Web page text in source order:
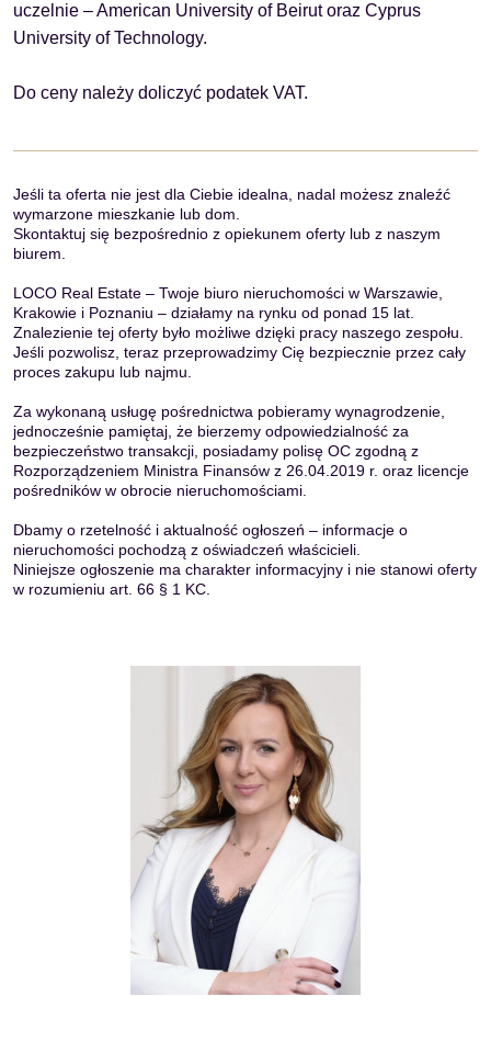
uczelnie – American University of Beirut oraz Cyprus
University of Technology.
Do ceny należy doliczyć podatek VAT.
Jeśli ta oferta nie jest dla Ciebie idealna, nadal możesz znaleźć
wymarzone mieszkanie lub dom.
Skontaktuj się bezpośrednio z opiekunem oferty lub z naszym
biurem.
LOCO Real Estate – Twoje biuro nieruchomości w Warszawie,
Krakowie i Poznaniu – działamy na rynku od ponad 15 lat.
Znalezienie tej oferty było możliwe dzięki pracy naszego zespołu.
Jeśli pozwolisz, teraz przeprowadzimy Cię bezpiecznie przez cały
proces zakupu lub najmu.
Za wykonaną usługę pośrednictwa pobieramy wynagrodzenie,
jednocześnie pamiętaj, że bierzemy odpowiedzialność za
bezpieczeństwo transakcji, posiadamy polisę OC zgodną z
Rozporządzeniem Ministra Finansów z 26.04.2019 r. oraz licencje
pośredników w obrocie nieruchomościami.
Dbamy o rzetelność i aktualność ogłoszeń – informacje o
nieruchomości pochodzą z oświadczeń właścicieli.
Niniejsze ogłoszenie ma charakter informacyjny i nie stanowi oferty
w rozumieniu art. 66 § 1 KC.